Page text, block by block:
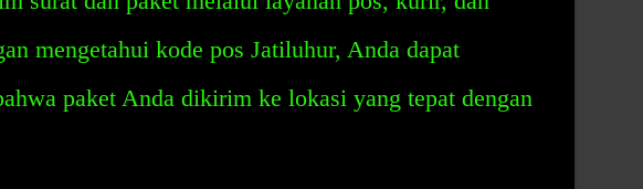
mengetahui kode pos Jatiluhur, Anda dapat
paket Anda dikirim ke lokasi yang tepat dengan